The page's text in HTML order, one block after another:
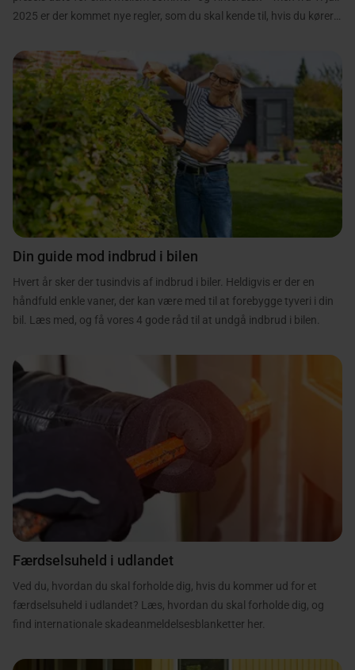
2025 er der kommet nye regler, som du skal kende til, hvis du kører i
Din guide mod indbrud i bilen
Hvert år sker der tusindvis af indbrud i biler. Heldigvis er der en
håndfuld enkle vaner, der kan være med til at forebygge tyveri i din
bil. Læs med, og få vores 4 gode råd til at undgå indbrud i bilen.
Færdselsuheld i udlandet
Ved du, hvordan du skal forholde dig, hvis du kommer ud for et
færdselsuheld i udlandet? Læs, hvordan du skal forholde dig, og
find internationale skadeanmeldelsesblanketter her.